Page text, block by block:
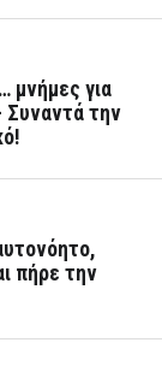
μνήμες για
Συναντά την
πήρε την